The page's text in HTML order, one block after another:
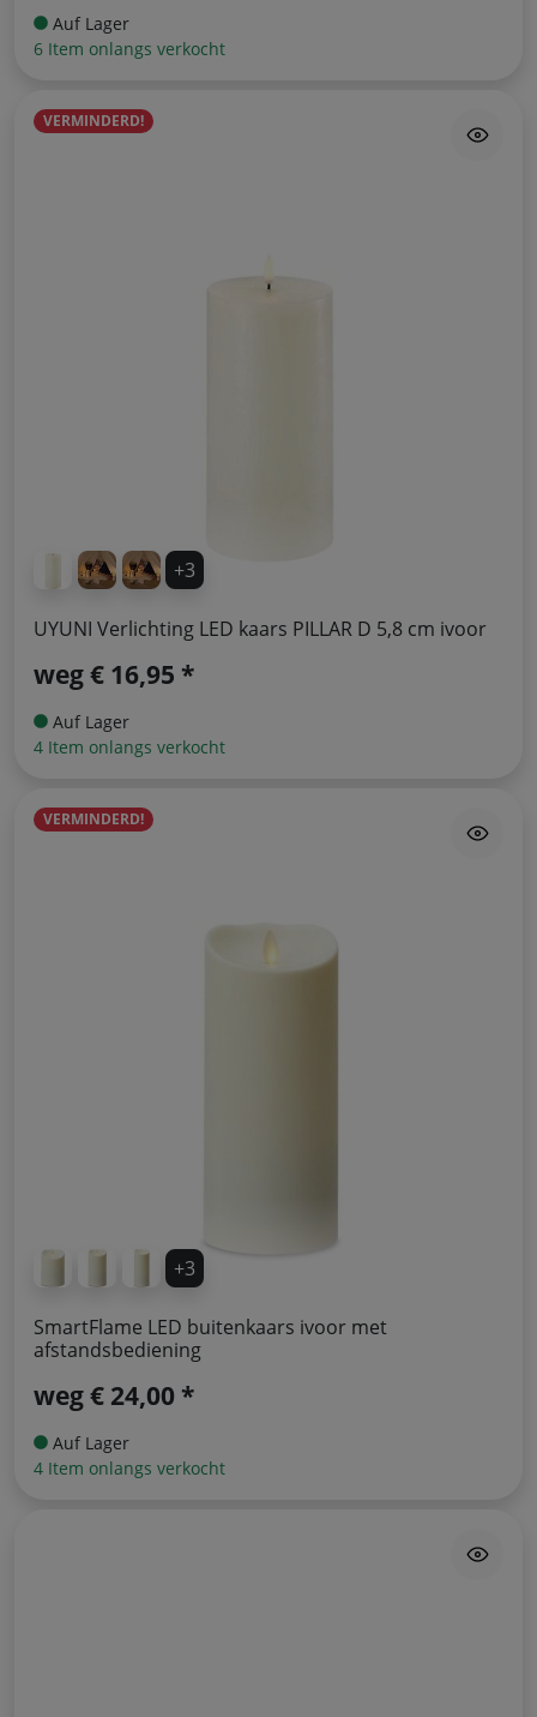
Auf Lager
6 Item onlangs verkocht
+3
VERMINDERD!
UYUNI Verlichting LED kaars PILLAR D 5,8 cm ivoor
weg€ 16,95 *
Auf Lager
4 Item onlangs verkocht
+3
VERMINDERD!
SmartFlame LED buitenkaars ivoor met
afstandsbediening
weg€ 24,00 *
Auf Lager
4 Item onlangs verkocht